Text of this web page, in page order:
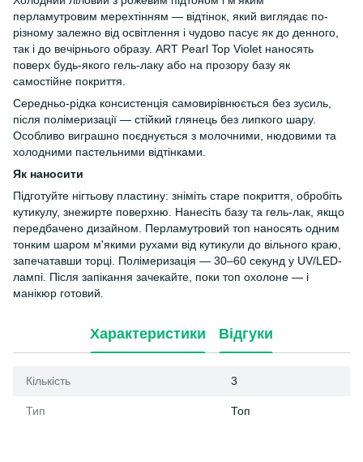
перламутровим мерехтінням — відтінок, який виглядає по-
різному залежно від освітлення і чудово пасує як до денного,
так і до вечірнього образу. ART Pearl Top Violet наносять
поверх будь-якого гель-лаку або на прозору базу як
самостійне покриття.
Середньо-рідка консистенція самовирівнюється без зусиль,
після полімеризації — стійкий глянець без липкого шару.
Особливо виграшно поєднується з молочними, нюдовими та
холодними пастельними відтінками.
Як наносити
Підготуйте нігтьову пластину: зніміть старе покриття, обробіть
кутикулу, знежирте поверхню. Нанесіть базу та гель-лак, якщо
передбачено дизайном. Перламутровий топ наносять одним
тонким шаром м'якими рухами від кутикули до вільного краю,
запечатавши торці. Полімеризація — 30–60 секунд у UV/LED-
лампі. Після запікання зачекайте, поки топ охолоне — і
манікюр готовий.
Характеристики Відгуки
Кількість 3
Тип Топ